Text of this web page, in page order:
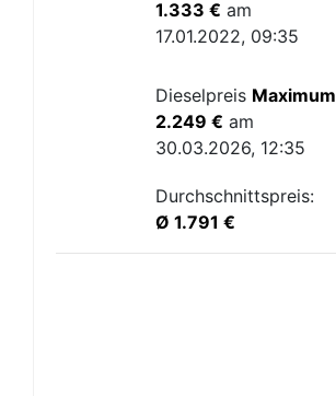
1.333 € am
17.01.2022, 09:35
Dieselpreis Maximum
2.249 € am
30.03.2026, 12:35
Durchschnittspreis:
Ø 1.791 €